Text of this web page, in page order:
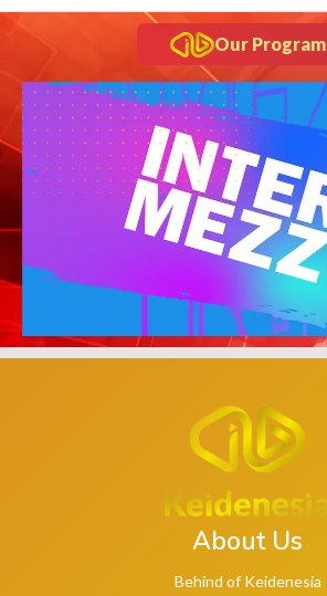
Our Program
About Us
Behind of Keidenesia